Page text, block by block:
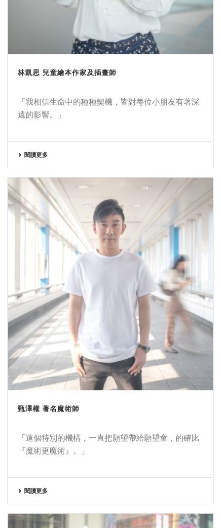
林凱思 兒童繪本作家及插畫師
「我相信生命中的種種契機，皆對每位小朋友有著深
遠的影響。」
閱讀更多
甄澤權 著名魔術師
「這個特別的機構，一直把願望帶給願望童，的確比
『魔術更魔術』。」
閱讀更多